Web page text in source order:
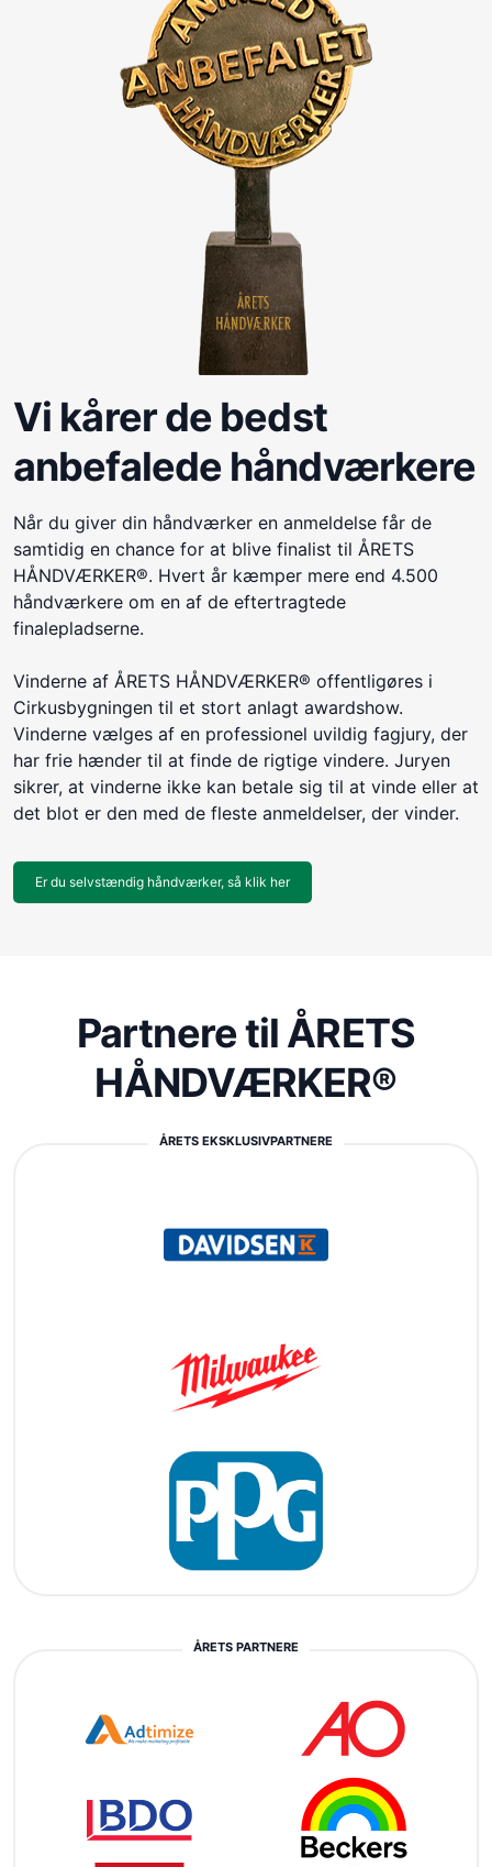
Vi kårer de bedst
anbefalede håndværkere
Når du giver din håndværker en anmeldelse får de
samtidig en chance for at blive finalist til ÅRETS
HÅNDVÆRKER®. Hvert år kæmper mere end 4.500
håndværkere om en af de eftertragtede
finalepladserne.
Vinderne af ÅRETS HÅNDVÆRKER® offentligøres i
Cirkusbygningen til et stort anlagt awardshow.
Vinderne vælges af en professionel uvildig fagjury, der
har frie hænder til at finde de rigtige vindere. Juryen
sikrer, at vinderne ikke kan betale sig til at vinde eller at
det blot er den med de fleste anmeldelser, der vinder.
Er du selvstændig håndværker, så klik her
Partnere til ÅRETS
HÅNDVÆRKER®
ÅRETS EKSKLUSIVPARTNERE
ÅRETS PARTNERE